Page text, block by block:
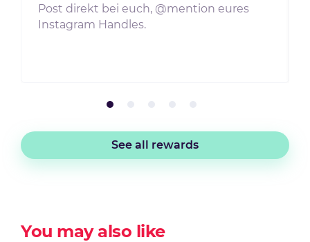
Post direkt bei euch, @mention eures
Instagram Handles.
See all rewards
You may also like